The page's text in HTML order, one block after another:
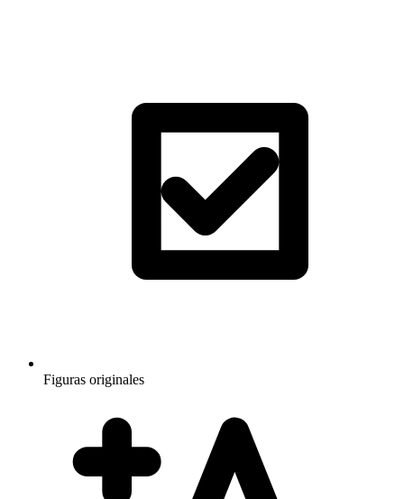
Figuras originales